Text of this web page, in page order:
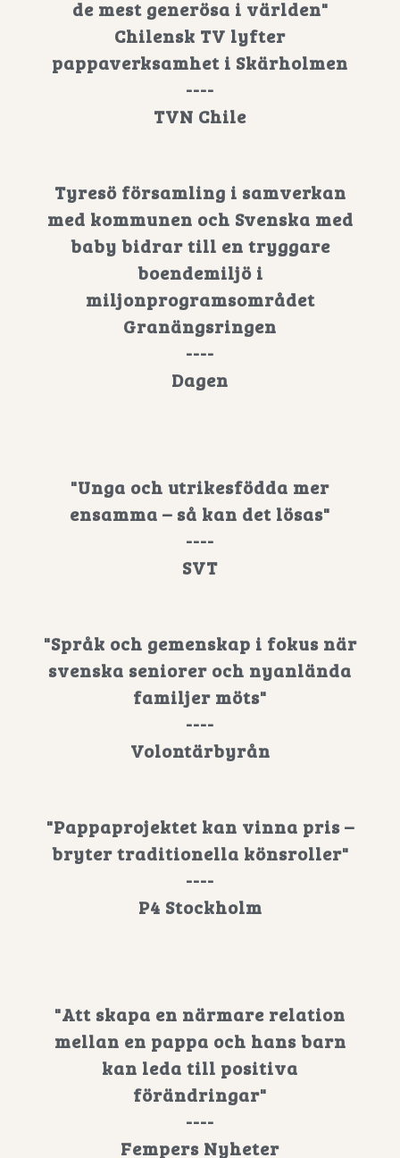
de mest generösa i världen"
Chilensk TV lyfter
pappaverksamhet i Skärholmen
----
TVN Chile
Tyresö församling i samverkan
med kommunen och Svenska med
baby bidrar till en tryggare
boendemiljö i
miljonprogramsområdet
Granängsringen
----
Dagen
"Unga och utrikesfödda mer
ensamma – så kan det lösas"
----
SVT
"Språk och gemenskap i fokus när
svenska seniorer och nyanlända
familjer möts"
----
Volontärbyrån
"Pappaprojektet kan vinna pris –
bryter traditionella könsroller"
----
P4 Stockholm
"Att skapa en närmare relation
mellan en pappa och hans barn
kan leda till positiva
förändringar"
----
Fempers Nyheter